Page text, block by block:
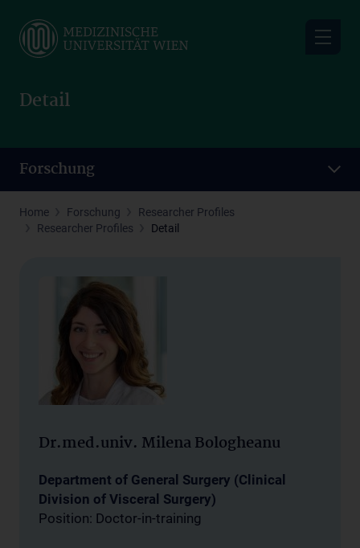
main
Detail
Forschung
Home Forschung
Researcher Profiles
Researcher Profiles
Detail
Dr.med.univ. Milena Bologheanu
Department of General Surgery (Clinical
Division of Visceral Surgery)
Position: Doctor-in-training